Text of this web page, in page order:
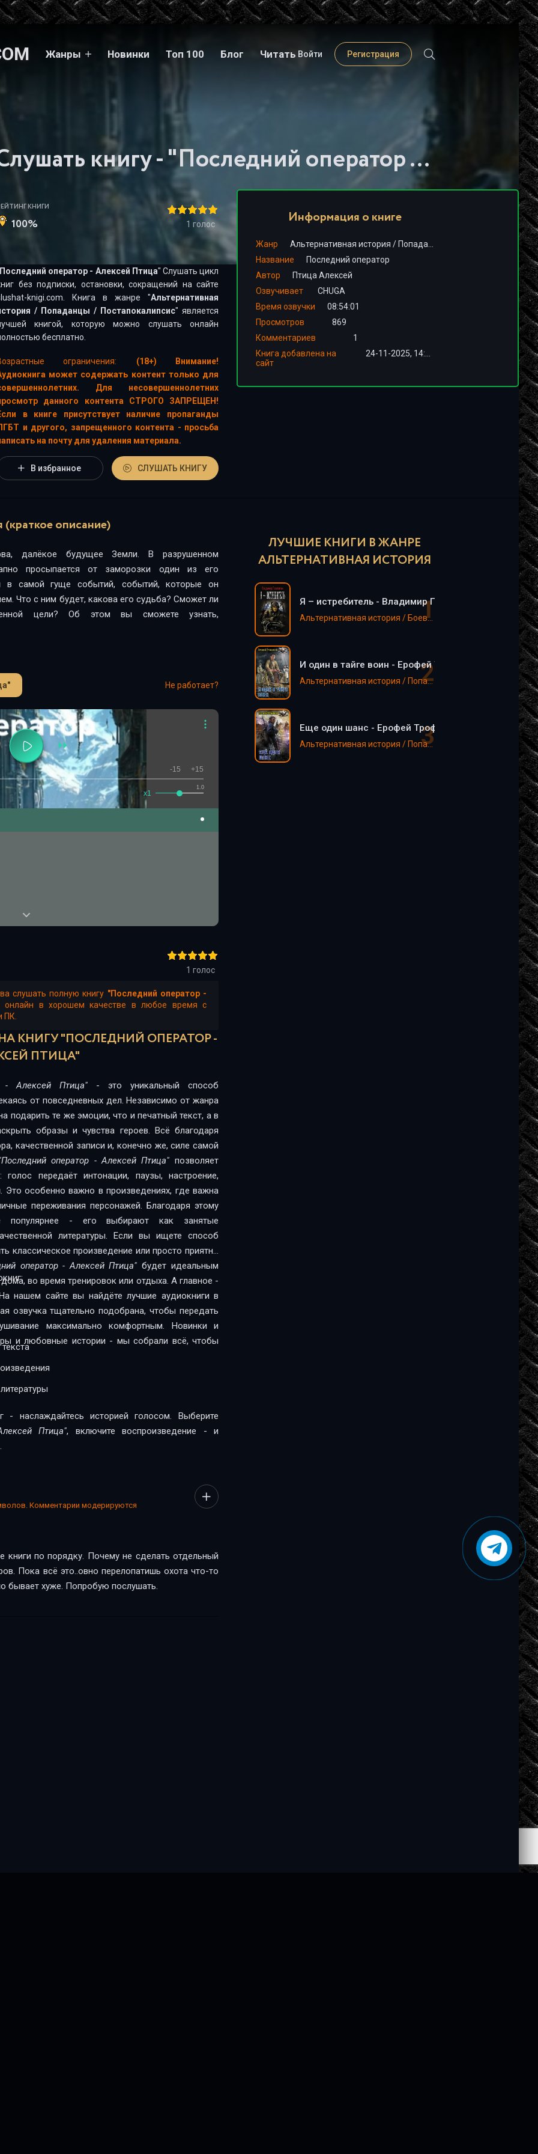
Жанры Новинки Топ 100 Блог Читать Войти Регистрация
Слушать книгу - "Последний оператор - Алексей Птица"
КНИГИ
100% 1 голос
Последний оператор - Алексей Птица" Слушать цикл
без подписки, остановки, сокращений на сайте
knigi.com. Книга в жанре "Альтернативная
/ Попаданцы / Постапокалипсис" является
книгой, которую можно слушать онлайн
бесплатно.
ограничения:
(18+) Внимание!
может содержать контент только для
Для несовершеннолетних
данного контента СТРОГО ЗАПРЕЩЕН!
в книге присутствует наличие пропаганды
и другого, запрещенного контента - просьба
на почту для удаления материала.
В избранное СЛУШАТЬ КНИГУ
Информация о книге
Жанр Альтернативная история / Попаданцы
Название
Последний оператор
Автор
Птица Алексей
Озвучивает
CHUGA
Время озвучки
08:54:01
Просмотров
869
Комментариев
1
Книга добавлена на
сайт
описание)
далёкое будущее Земли. В разрушенном
просыпается от заморозки один из его
в самой гуще событий, событий, которые он
Что с ним будет, какова его судьба? Сможет ли
цели? Об этом вы сможете узнать,
Не работает?
1.0
x1
-15 +15
1 голос
слушать полную книгу "Последний оператор -
онлайн в хорошем качестве в любое время с
ПК.
КНИГУ "ПОСЛЕДНИЙ ОПЕРАТОР -
ПТИЦА"
- Алексей Птица"- это уникальный способ
от повседневных дел. Независимо от жанра
подарить те же эмоции, что и печатный текст, а в
образы и чувства героев. Всё благодаря
качественной записи и, конечно же, силе самой
оператор - Алексей Птица" позволяет
передаёт интонации, паузы, настроение,
Это особенно важно в произведениях, где важна
переживания персонажей. Благодаря этому
популярнее - его выбирают как занятые
Если вы ищете способ
классическое произведение или просто приятно
оператор - Алексей Птица" будет идеальным
во время тренировок или отдыха. А главное -
нашем сайте вы найдёте лучшие аудиокниги в
озвучка тщательно подобрана, чтобы передать
максимально комфортным. Новинки и
и любовные истории - мы собрали всё, чтобы
- наслаждайтесь историей голосом. Выберите
Птица", включите воспроизведение - и
Комментарии модерируются
по порядку. Почему не сделать отдельный
Пока всё это..овно перелопатишь охота что-то
бывает хуже. Попробую послушать.
ЛУЧШИЕ КНИГИ В ЖАНРЕ
АЛЬТЕРНАТИВНАЯ ИСТОРИЯ
Я – истребитель - Владимир Поселягин
Альтернативная история / Боевик / Попаданцы / Фантастика, фэнтези
И один в тайге воин - Ерофей Трофимов
Альтернативная история / Попаданцы / Фантастика, фэнтези
Еще один шанс - Ерофей Трофимов
Альтернативная история / Попаданцы / Фантастика, фэнтези